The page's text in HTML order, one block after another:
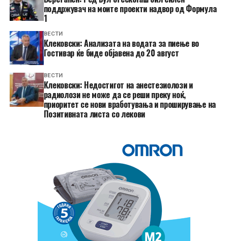
поддржувач на моите проекти надвор од Формула
1
ВЕСТИ
Клековски: Анализата на водата за пиење во
Гостивар ќе биде објавена до 20 август
ВЕСТИ
Клековски: Недостигот на анестезиолози и
радиолози не може да се реши преку ноќ,
приоритет се нови вработувања и проширување на
Позитивната листа со лекови